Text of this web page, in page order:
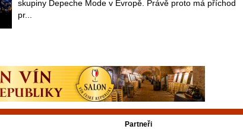
skupiny Depeche Mode v Evropě. Právě proto má příchod
pr...
Partneři